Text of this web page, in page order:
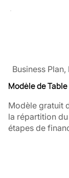
Business
Modèle de
Modèle gratuit
la répartition
étapes de